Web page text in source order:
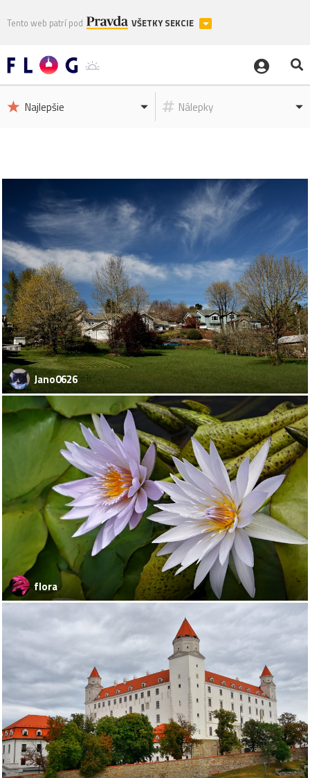
Tento web patrí pod VŠETKY SEKCIE
Najlepšie Nálepky
Jano0626
flora